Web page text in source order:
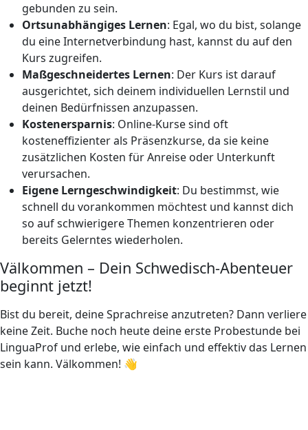
gebunden zu sein.
Ortsunabhängiges Lernen: Egal, wo du bist, solange
du eine Internetverbindung hast, kannst du auf den
Kurs zugreifen.
Maßgeschneidertes Lernen: Der Kurs ist darauf
ausgerichtet, sich deinem individuellen Lernstil und
deinen Bedürfnissen anzupassen.
Kostenersparnis: Online-Kurse sind oft
kosteneffizienter als Präsenzkurse, da sie keine
zusätzlichen Kosten für Anreise oder Unterkunft
verursachen.
Eigene Lerngeschwindigkeit: Du bestimmst, wie
schnell du vorankommen möchtest und kannst dich
so auf schwierigere Themen konzentrieren oder
bereits Gelerntes wiederholen.
Välkommen – Dein Schwedisch-Abenteuer
beginnt jetzt!
Bist du bereit, deine Sprachreise anzutreten? Dann verliere
keine Zeit. Buche noch heute deine erste Probestunde bei
LinguaProf und erlebe, wie einfach und effektiv das Lernen
sein kann. Välkommen! 👋